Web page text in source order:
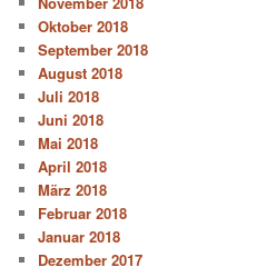
Oktober 2018
September 2018
August 2018
Juli 2018
Juni 2018
Mai 2018
April 2018
März 2018
Februar 2018
Januar 2018
Dezember 2017